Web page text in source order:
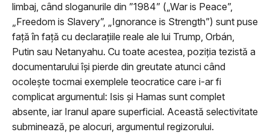
limbaj, când sloganurile din ”1984” („War is Peace”,
„Freedom is Slavery”, „Ignorance is Strength”) sunt puse
față în față cu declarațiile reale ale lui Trump, Orbán,
Putin sau Netanyahu. Cu toate acestea, poziția tezistă a
documentarului își pierde din greutate atunci când
ocolește tocmai exemplele teocratice care i-ar fi
complicat argumentul: Isis și Hamas sunt complet
absente, iar Iranul apare superficial. Această selectivitate
subminează, pe alocuri, argumentul regizorului.